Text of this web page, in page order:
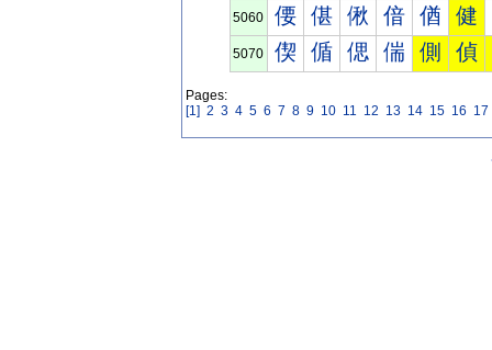
5060 偠 偡 偢 偣 偤 健
5070 偰 偱 偲 偳 側 偵
Pages:
[1] 2 3 4 5 6 7 8 9 10 11 12 13 14 15 16 17